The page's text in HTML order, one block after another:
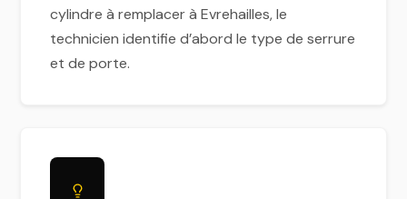
cylindre à remplacer à Evrehailles, le
technicien identifie d’abord le type de serrure
et de porte.